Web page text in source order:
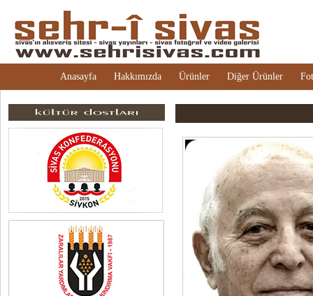
Anasayfa Hakkımızda Ürünler Diğer Ürünler